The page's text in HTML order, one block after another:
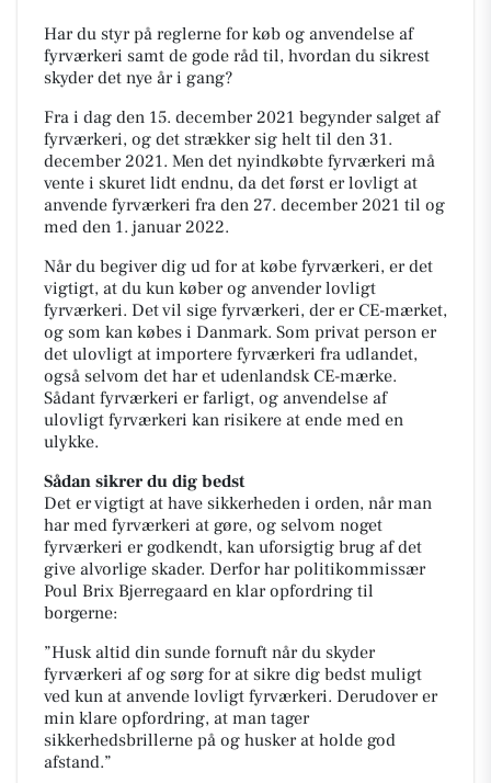
Har du styr på reglerne for køb og anvendelse af
fyrværkeri samt de gode råd til, hvordan du sikrest
skyder det nye år i gang?
Fra i dag den 15. december 2021 begynder salget af
fyrværkeri, og det strækker sig helt til den 31.
december 2021. Men det nyindkøbte fyrværkeri må
vente i skuret lidt endnu, da det først er lovligt at
anvende fyrværkeri fra den 27. december 2021 til og
med den 1. januar 2022.
Når du begiver dig ud for at købe fyrværkeri, er det
vigtigt, at du kun køber og anvender lovligt
fyrværkeri. Det vil sige fyrværkeri, der er CE-mærket,
og som kan købes i Danmark. Som privat person er
det ulovligt at importere fyrværkeri fra udlandet,
også selvom det har et udenlandsk CE-mærke.
Sådant fyrværkeri er farligt, og anvendelse af
ulovligt fyrværkeri kan risikere at ende med en
ulykke.
Sådan sikrer du dig bedst
Det er vigtigt at have sikkerheden i orden, når man
har med fyrværkeri at gøre, og selvom noget
fyrværkeri er godkendt, kan uforsigtig brug af det
give alvorlige skader. Derfor har politikommissær
Poul Brix Bjerregaard en klar opfordring til
borgerne:
”Husk altid din sunde fornuft når du skyder
fyrværkeri af og sørg for at sikre dig bedst muligt
ved kun at anvende lovligt fyrværkeri. Derudover er
min klare opfordring, at man tager
sikkerhedsbrillerne på og husker at holde god
afstand.”